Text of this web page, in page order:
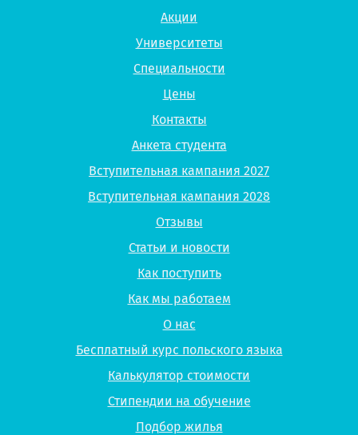
Акции
Университеты
Специальности
Цены
Контакты
Анкета студента
Вступительная кампания 2027
Вступительная кампания 2028
Отзывы
Статьи и новости
Как поступить
Как мы работаем
О нас
Бесплатный курс польского языка
Калькулятор стоимости
Стипендии на обучение
Подбор жилья